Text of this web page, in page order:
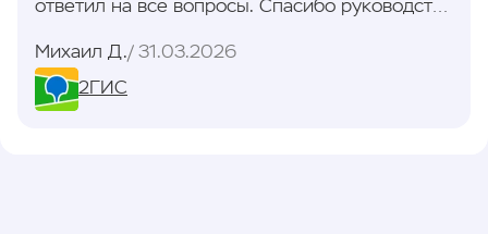
ответил на все вопросы. Спасибо руководству
прием.
Михаил Д.
31.03.2026
2ГИС